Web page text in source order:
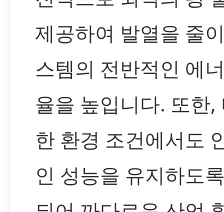
제공하여 발열을 줄
스템의 전반적인 에
율을 높입니다. 또한,
한 환경 조건에서도
인 성능을 유지하도